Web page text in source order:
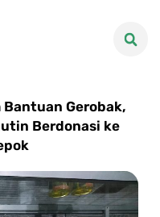
Gerobak,
Berdonasi ke